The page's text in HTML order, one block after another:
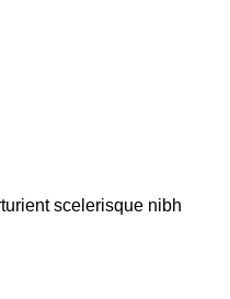
scelerisque nibh